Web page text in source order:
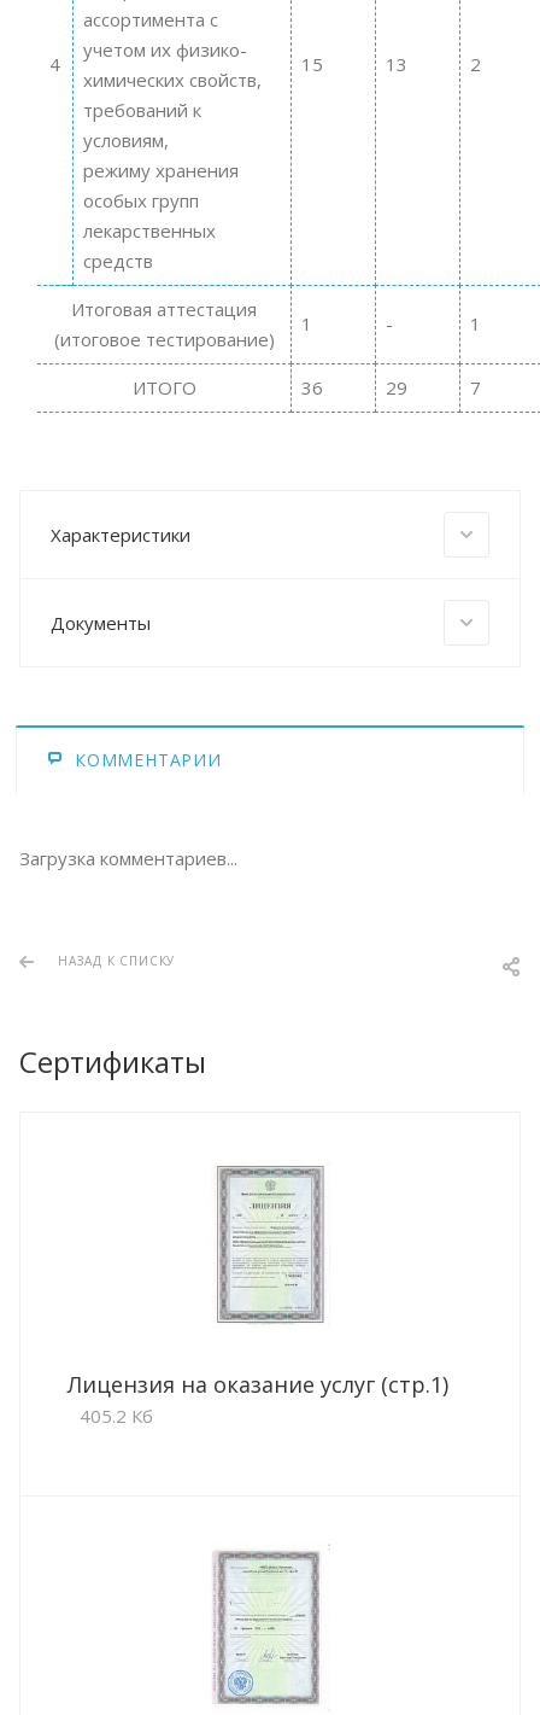
4
ассортимента с
учетом их физико-
химических свойств,
требований к
условиям,
режиму хранения
особых групп
лекарственных
средств
15 13 2
Итоговая аттестация
(итоговое тестирование)
1 - 1
ИТОГО 36 29 7
Характеристики
Документы
КОММЕНТАРИИ
Загрузка комментариев...
НАЗАД К СПИСКУ
Сертификаты
Лицензия на оказание услуг (стр.1)
405.2 Кб